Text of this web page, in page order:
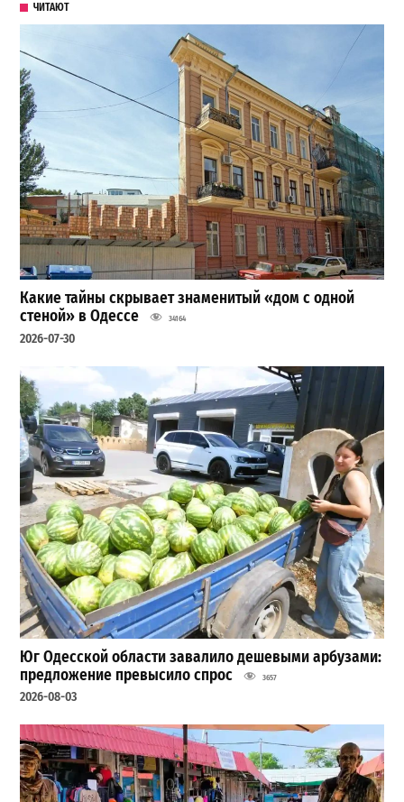
ЧИТАЮТ
Какие тайны скрывает знаменитый «дом с одной
стеной» в Одессе
34164
2026-07-30
Юг Одесской области завалило дешевыми арбузами:
предложение превысило спрос
3657
2026-08-03